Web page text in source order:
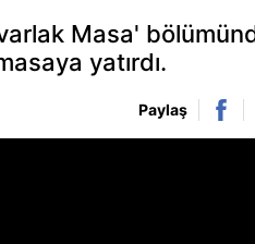
Masa'
yatırdı.
Paylaş